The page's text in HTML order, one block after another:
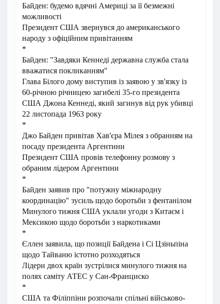
Байден: будемо вдячні Америці за її безмежні
можливості
Президент США звернувся до американського
народу з офіційним привітанням
*
Байден: "Завдяки Кеннеді державна служба стала
вважатися покликанням"
Глава Білого дому виступив із заявою у зв'язку із
60-річною річницею загибелі 35-го президента
США Джона Кеннеді, який загинув від рук убивці
22 листопада 1963 року
*
Джо Байден привітав Хав'єра Мілея з обранням на
посаду президента Аргентини
Президент США провів телефонну розмову з
обраним лідером Аргентини
*
Байден заявив про "потужну міжнародну
координацію" зусиль щодо боротьби з фентанілом
Минулого тижня США уклали угоди з Китаєм і
Мексикою щодо боротьби з наркотиками
*
Єллен заявила, що позиції Байдена і Сі Цзіньпіна
щодо Тайваню істотно розходяться
Лідери двох країн зустрілися минулого тижня на
полях саміту АТЕС у Сан-Франциско
*
США та Філіппіни розпочали спільні військово-